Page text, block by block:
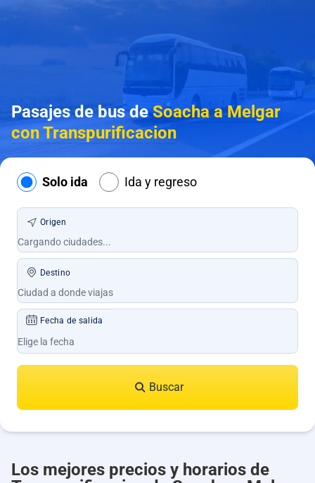
Pasajes de bus deSoacha a Melgar
con Transpurificacion
Solo ida Ida y regreso
Origen
Destino
Fecha de salida
Buscar
Los mejores precios y horarios de